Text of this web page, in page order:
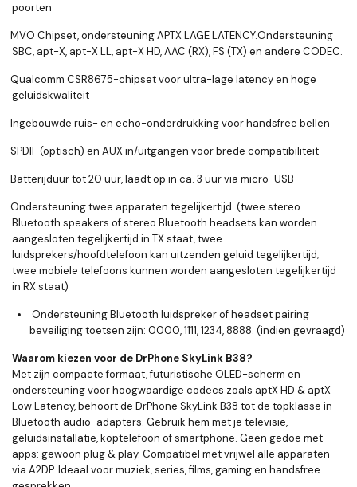
poorten
MVO Chipset, ondersteuning APTX LAGE LATENCY.Ondersteuning
SBC, apt-X, apt-X LL, apt-X HD, AAC (RX), FS (TX) en andere CODEC.
Qualcomm CSR8675-chipset voor ultra-lage latency en hoge
geluidskwaliteit
Ingebouwde ruis- en echo-onderdrukking voor handsfree bellen
SPDIF (optisch) en AUX in/uitgangen voor brede compatibiliteit
Batterijduur tot 20 uur, laadt op in ca. 3 uur via micro-USB
Ondersteuning twee apparaten tegelijkertijd. (twee stereo
Bluetooth speakers of stereo Bluetooth headsets kan worden
aangesloten tegelijkertijd in TX staat, twee
luidsprekers/hoofdtelefoon kan uitzenden geluid tegelijkertijd;
twee mobiele telefoons kunnen worden aangesloten tegelijkertijd
in RX staat)
Ondersteuning Bluetooth luidspreker of headset pairing
beveiliging toetsen zijn: 0000, 1111, 1234, 8888. (indien gevraagd)
Waarom kiezen voor de DrPhone SkyLink B38?
Met zijn compacte formaat, futuristische OLED-scherm en
ondersteuning voor hoogwaardige codecs zoals aptX HD & aptX
Low Latency, behoort de DrPhone SkyLink B38 tot de topklasse in
Bluetooth audio-adapters. Gebruik hem met je televisie,
geluidsinstallatie, koptelefoon of smartphone. Geen gedoe met
apps: gewoon plug & play. Compatibel met vrijwel alle apparaten
via A2DP. Ideaal voor muziek, series, films, gaming en handsfree